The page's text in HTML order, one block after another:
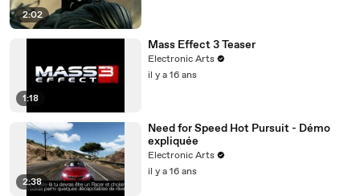
2:02
1:18
Mass Effect 3 Teaser
Electronic Arts
il y a 16 ans
2:38
Need for Speed Hot Pursuit - Démo
expliquée
Electronic Arts
il y a 16 ans